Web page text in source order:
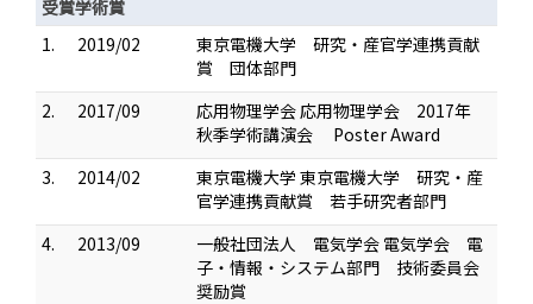
受賞学術賞
1.
2019/02
東京電機大学 研究・産官学連携貢献
賞 団体部門
2.
2017/09
応用物理学会 応用物理学会 2017年
秋季学術講演会 Poster Award
3.
2014/02
東京電機大学 東京電機大学 研究・産
官学連携貢献賞 若手研究者部門
4.
2013/09
一般社団法人 電気学会 電気学会 電
子・情報・システム部門 技術委員会
奨励賞